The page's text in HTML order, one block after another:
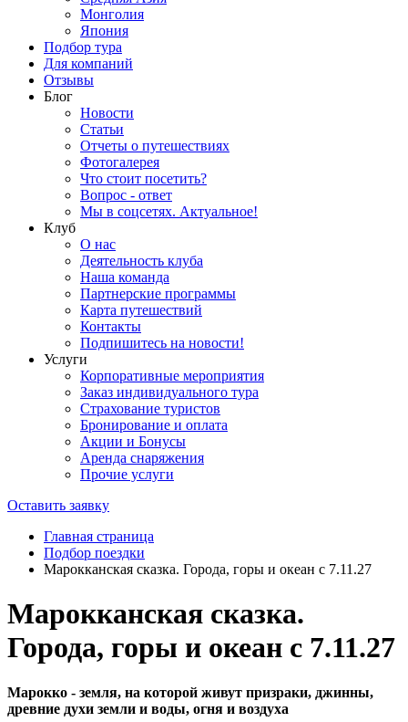
Монголия
Япония
Подбор тура
Для компаний
Отзывы
Блог
Новости
Статьи
Отчеты о путешествиях
Фотогалерея
Что стоит посетить?
Вопрос - ответ
Мы в соцсетях. Актуальное!
Клуб
О нас
Деятельность клуба
Наша команда
Партнерские программы
Карта путешествий
Контакты
Подпишитесь на новости!
Услуги
Корпоративные мероприятия
Заказ индивидуального тура
Страхование туристов
Бронирование и оплата
Акции и Бонусы
Аренда снаряжения
Прочие услуги
Оставить заявку
Главная страница
Подбор поездки
Марокканская сказка. Города, горы и океан с 7.11.27
Марокканская сказка.
Города, горы и океан с 7.11.27
Марокко - земля, на которой живут призраки, джинны,
древние духи земли и воды, огня и воздуха